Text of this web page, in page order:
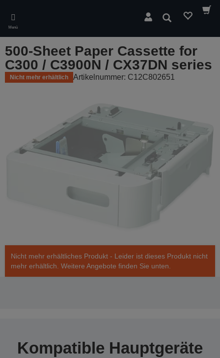
main
content
Menü
Suchen
500-Sheet Paper Cassette for
C300 / C3900N / CX37DN series
Nicht mehr erhältlich Artikelnummer: C12C802651
Nicht mehr erhältliches Produkt - Leider ist dieses Produkt nicht
mehr erhältlich. Weitere Angebote finden Sie unten.
Kompatible Hauptgeräte